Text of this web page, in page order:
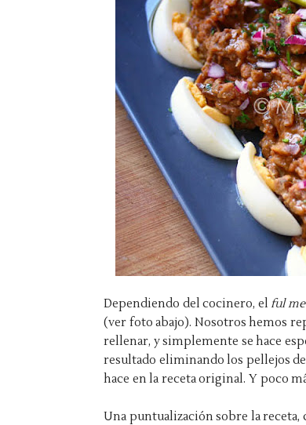
Dependiendo del cocinero, elful
(ver foto abajo). Nosotros hemos
rellenar, y simplemente se hace
resultado eliminando los pellejos
hace en la receta original. Y poco
Una puntualización sobre la